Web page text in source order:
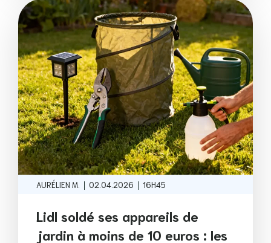
AURÉLIEN M. | 02.04.2026 | 16H45
Lidl soldé ses appareils de
jardin à moins de 10 euros : les